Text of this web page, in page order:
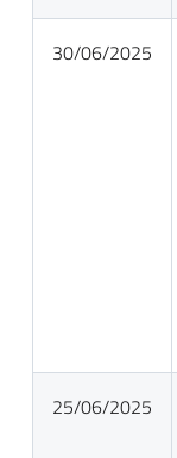
30/06/2025
25/06/2025